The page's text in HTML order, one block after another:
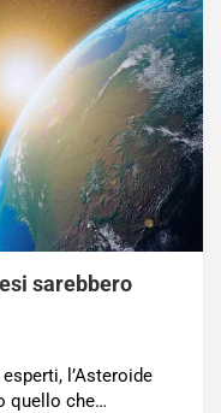
sarebbero
l’Asteroide
quello che…